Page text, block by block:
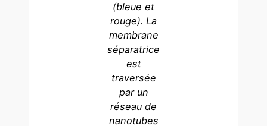
(bleue et
rouge). La
membrane
séparatrice
est
traversée
par un
réseau de
nanotubes